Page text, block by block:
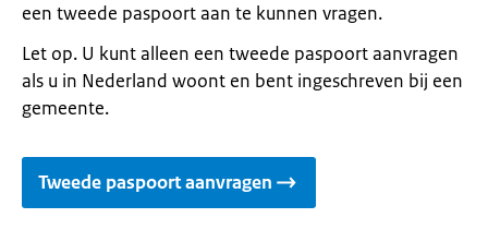
een tweede paspoort aan te kunnen vragen.
Let op. U kunt alleen een tweede paspoort aanvragen
als u in Nederland woont en bent ingeschreven bij een
gemeente.
Tweede paspoort aanvragen